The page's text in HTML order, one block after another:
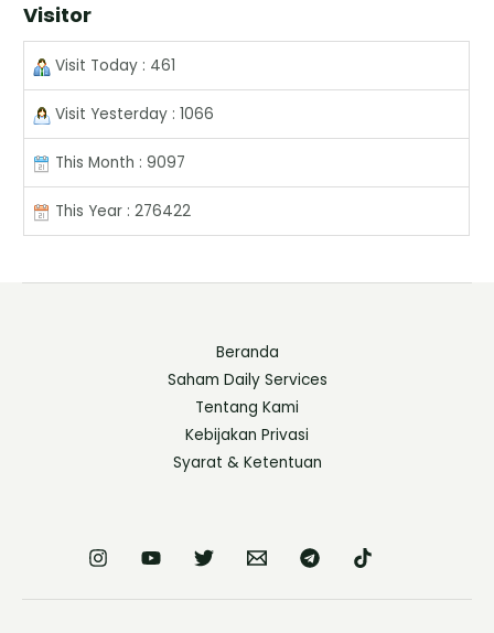
Visitor
Visit Today : 461
Visit Yesterday : 1066
This Month : 9097
This Year : 276422
Beranda
Saham Daily Services
Tentang Kami
Kebijakan Privasi
Syarat & Ketentuan